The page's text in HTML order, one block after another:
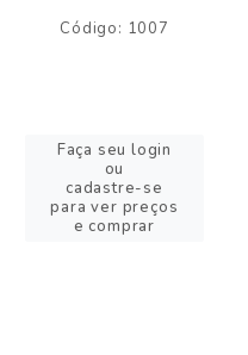
Código: 1007
Faça seu login
ou
cadastre-se
para ver preços
e comprar